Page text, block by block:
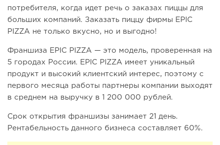
потребителя, когда идет речь о заказах пиццы для
больших компаний. Заказать пиццу фирмы EPIC
PIZZA не только вкусно, но и выгодно!
Франшиза EPIC PIZZA — это модель, проверенная на
5 городах России. EPIC PIZZA имеет уникальный
продукт и высокий клиентский интерес, поэтому с
первого месяца работы партнеры компании выходят
в среднем на выручку в 1 200 000 рублей.
Срок открытия франшизы занимает 21 день.
Рентабельность данного бизнеса составляет 60%.